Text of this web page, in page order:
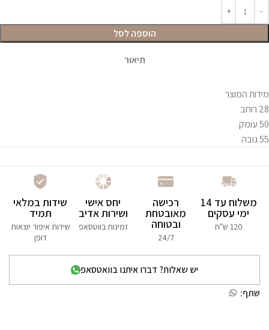
הוספה לסל
תיאור
מידות המוצר
28 רוחב
50 עומק
55 גובה
משלוח עד 14
ימי עסקים
120 ש"ח
רכישה
מאובטחת
ובטוחה
24/7
יחס אישי
ושירות אדיב
זמינות בווטסאפ
שידות במלאי
תמיד
שידות איפור יוצאות
דופן
יש שאלות? דברו איתנו בוואטסאפ
שתף: